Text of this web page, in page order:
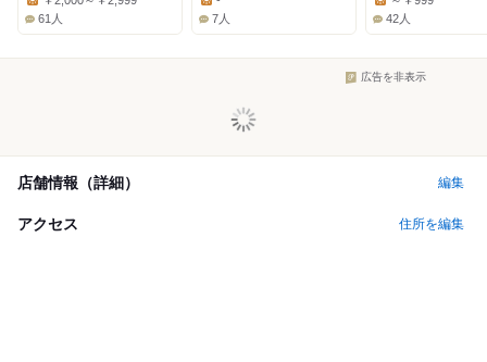
Lunch:
61人
Lunch:
7人
Lunch:
42人
広告を非表示
店舗情報（詳細） 編集
アクセス 住所を編集